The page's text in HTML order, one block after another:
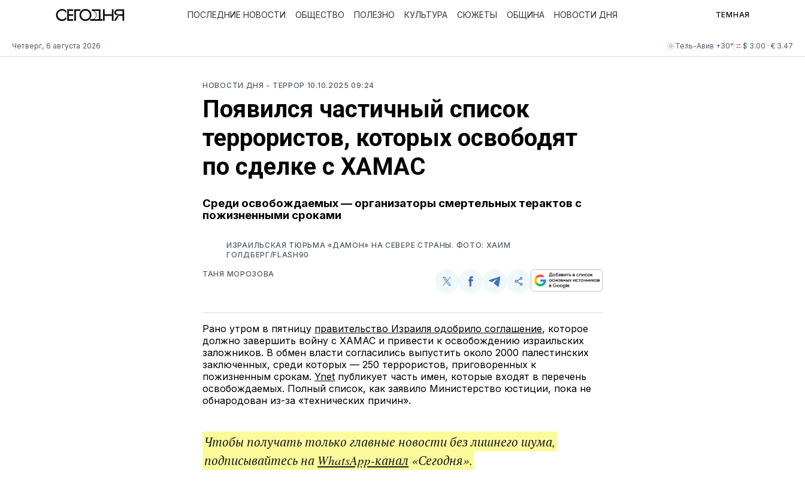
Четверг, 6 августа 2026 Тель-Авив +30° $ 3.00 · € 3.47
ПОСЛЕДНИЕ НОВОСТИ ОБЩЕСТВО ПОЛЕЗНО КУЛЬТУРА СЮЖЕТЫ ОБЩИНА НОВОСТИ ДНЯ ТЕМНАЯ
НОВОСТИ ДНЯ - ТЕРРОР 10.10.2025 09:24
Появился частичный список
террористов, которых освободят
по сделке с ХАМАС
Среди освобождаемых — организаторы смертельных терактов с
пожизненными сроками
ИЗРАИЛЬСКАЯ ТЮРЬМА «ДАМОН» НА СЕВЕРЕ СТРАНЫ. ФОТО: ХАИМ
ГОЛДБЕРГ/FLASH90
ТАНЯ МОРОЗОВА
Поделиться
Twitter
Поделиться
Facebook
Поделиться
Telegram
Скопируйте
поделитесь
Рано утром в пятницу правительство Израиля одобрило соглашение, которое
должно завершить войну с ХАМАС и привести к освобождению израильских
заложников. В обмен власти согласились выпустить около 2000 палестинских
заключенных, среди которых — 250 террористов, приговоренных к
пожизненным срокам. Ynet публикует часть имен, которые входят в перечень
освобождаемых. Полный список, как заявило Министерство юстиции, пока не
обнародован из-за «технических причин».
Чтобы получать только главные новости без лишнего шума,
подписывайтесь на WhatsApp-канал «Сегодня».